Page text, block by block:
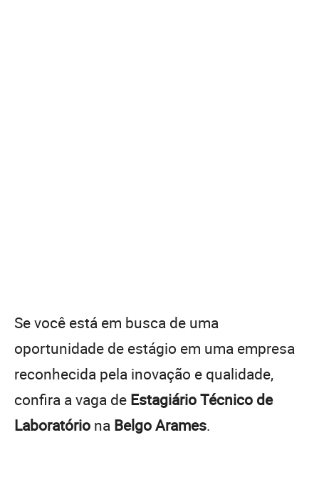
Se você está em busca de uma
oportunidade de estágio em uma empresa
reconhecida pela inovação e qualidade,
confira a vaga de Estagiário Técnico de
Laboratório na Belgo Arames.